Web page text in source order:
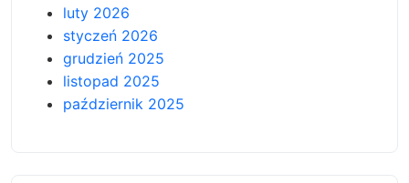
luty 2026
styczeń 2026
grudzień 2025
listopad 2025
październik 2025